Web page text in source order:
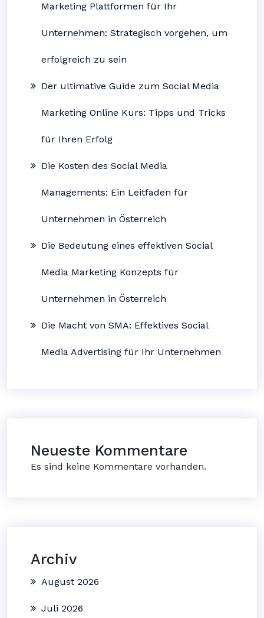
Marketing Plattformen für Ihr
Unternehmen: Strategisch vorgehen, um
erfolgreich zu sein
Der ultimative Guide zum Social Media
Marketing Online Kurs: Tipps und Tricks
für Ihren Erfolg
Die Kosten des Social Media
Managements: Ein Leitfaden für
Unternehmen in Österreich
Die Bedeutung eines effektiven Social
Media Marketing Konzepts für
Unternehmen in Österreich
Die Macht von SMA: Effektives Social
Media Advertising für Ihr Unternehmen
Neueste Kommentare
Es sind keine Kommentare vorhanden.
Archiv
August 2026
Juli 2026